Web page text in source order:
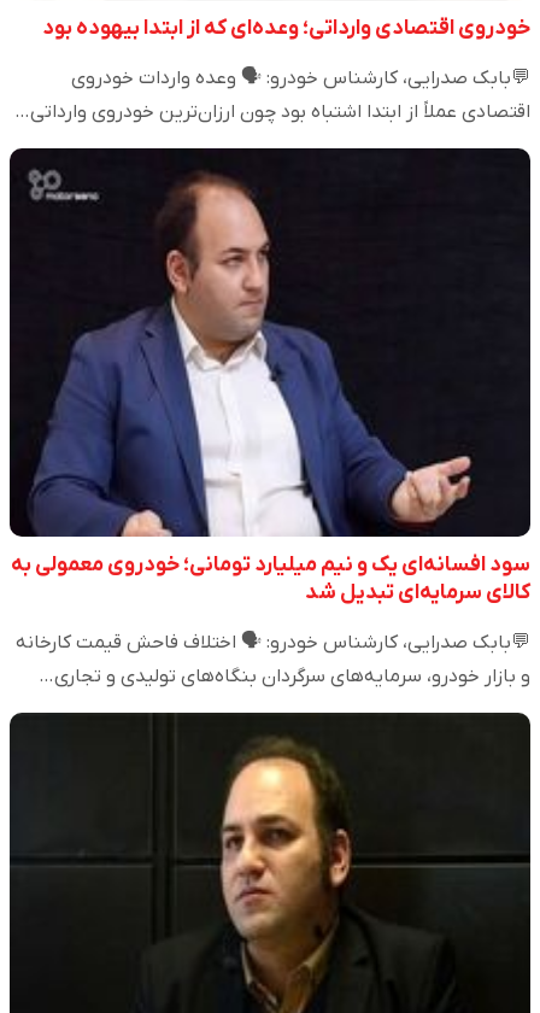
خودروی اقتصادی وارداتی؛ وعده‌ای که از ابتدا بیهوده بود
💬بابک صدرایی، کارشناس خودرو: 🗣️ وعده واردات خودروی
اقتصادی عملاً از ابتدا اشتباه بود چون ارزان‌ترین خودروی وارداتی…
سود افسانه‌ای یک و نیم میلیارد تومانی؛ خودروی معمولی به
کالای سرمایه‌ای تبدیل شد
💬بابک صدرایی، کارشناس خودرو: 🗣️ اختلاف فاحش قیمت کارخانه
و بازار خودرو، سرمایه‌های سرگردان بنگاه‌های تولیدی و تجاری…